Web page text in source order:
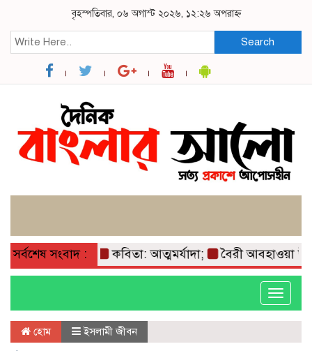
বৃহস্পতিবার, ০৬ অগাস্ট ২০২৬, ১২:২৬ অপরাহ্ন
Search
সর্বশেষ সংবাদ :কবিতা: আত্মমর্যাদা; বৈরী আবহাওয়া উপেক্ষা
Toggle
হোম ইসলামী জীবন